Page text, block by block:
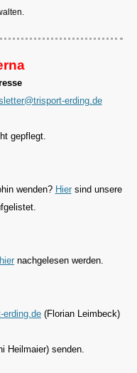
erding.de
gepflegt.
wenden? Hiersind unsere
hier nachgelesen werden.
erding.de (Florian Leimbeck)
Heilmaier) senden.